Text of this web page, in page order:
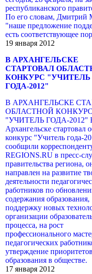
республиканского
По его словам, Дмитрий
"наше предложение
есть соответствующее
19 января 2012
В АРХАНГЕЛЬСКЕ
СТАРТОВАЛ
КОНКУРС "УЧИТЕЛЬ
ГОДА-2012"
В АРХАНГЕЛЬСКЕ
ОБЛАСТНОЙ КОНКУРС
"УЧИТЕЛЬ ГОДА-2012"
Архангельске стартовал
конкурс "Учитель года-
сообщили
REGIONS.RU в пресс-
правительства региона,
направлен на развитие
деятельности
работников по
содержания образования,
поддержку новых
организации
процесса, на рост
профессионального
педагогических
утверждение приоритетов
образования в обществе.
17 января 2012